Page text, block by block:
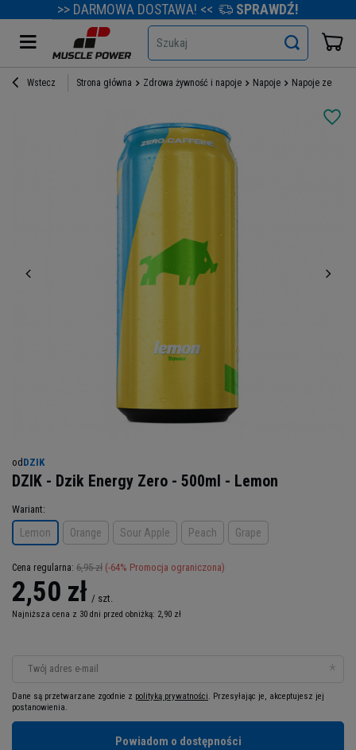
>> DARMOWA DOSTAWA! << SPRAWDŹ!
Szukaj
Wstecz Strona główna Zdrowa żywność i napoje Napoje Napoje zero
od DZIK
DZIK - Dzik Energy Zero - 500ml - Lemon
Wariant
Lemon Orange Sour Apple Peach Grape
Cena regularna: 6,95 zł (-64% Promocja ograniczona)
2,50 zł / szt.
Najniższa cena z 30 dni przed obniżką: 2,90 zł
Twój adres e-mail
Dane są przetwarzane zgodnie z polityką prywatności. Przesyłając je, akceptujesz jej
postanowienia.
Powiadom o dostępności